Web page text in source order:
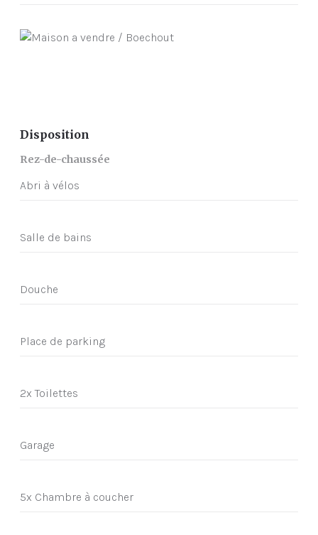
Disposition
Rez-de-chaussée
Abri à vélos
Salle de bains
Douche
Place de parking
2x Toilettes
Garage
5x Chambre à coucher